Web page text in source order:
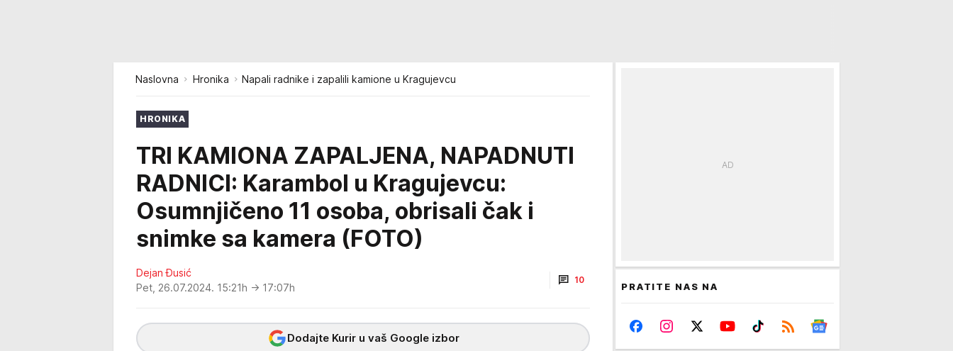
Naslovna Hronika Napali radnike i zapalili kamione u Kragujevcu
HRONIKA
TRI KAMIONA ZAPALJENA, NAPADNUTI
RADNICI: Karambol u Kragujevcu:
Osumnjičeno 11 osoba, obrisali čak i
snimke sa kamera (FOTO)
Dejan Đusić
Pet, 26.07.2024. 15:21h → 17:07h
10
Dodajte Kurir u vaš Google izbor
PRATITE NAS NA